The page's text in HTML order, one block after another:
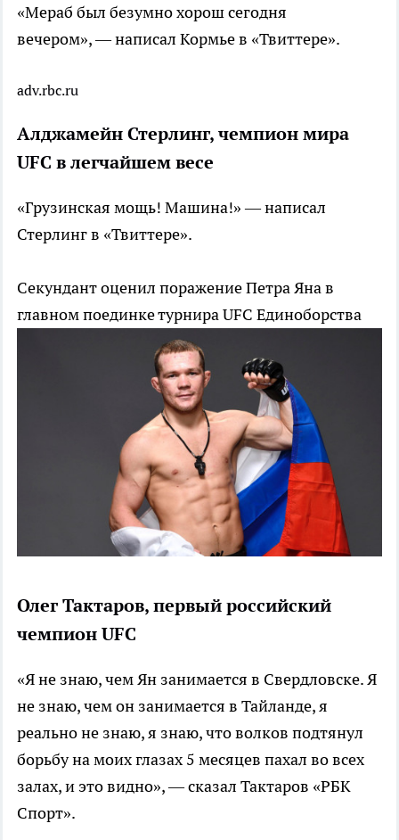
«Мераб был безумно хорош сегодня
вечером», — написал Кормье в «Твиттере».
adv.rbc.ru
Алджамейн Стерлинг, чемпион мира
UFC в легчайшем весе
«Грузинская мощь! Машина!» — написал
Стерлинг в «Твиттере».
Секундант оценил поражение Петра Яна в
главном поединке турнира UFC Единоборства
Олег Тактаров, первый российский
чемпион UFC
«Я не знаю, чем Ян занимается в Свердловске. Я
не знаю, чем он занимается в Тайланде, я
реально не знаю, я знаю, что волков подтянул
борьбу на моих глазах 5 месяцев пахал во всех
залах, и это видно», — сказал Тактаров «РБК
Спорт».